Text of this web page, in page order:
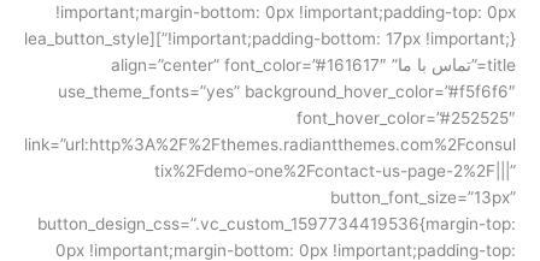
!important;margin-bottom: 0px !important;padding-top: 0px
!important;padding-bottom: 17px !important;}”][lea_button_style
title=”تماس با ما” align=”center” font_color=”#161617″
use_theme_fonts=”yes” background_hover_color=”#f5f6f6″
font_hover_color=”#252525″
link=”url:http%3A%2F%2Fthemes.radiantthemes.com%2Fconsul
tix%2Fdemo-one%2Fcontact-us-page-2%2F|||”
button_font_size=”13px”
button_design_css=”.vc_custom_1597734419536{margin-top:
0px !important;margin-bottom: 0px !important;padding-top: